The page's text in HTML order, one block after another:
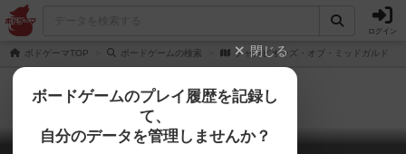
ログイン
ボドゲーマTOP ボードゲームの検索 チャンピオンズ・オブ・ミッドガルド
閉じる
ボードゲームのプレイ履歴を記録し
て、
自分のデータを管理しませんか？